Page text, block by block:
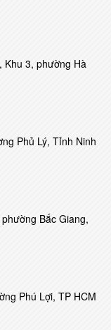
Khu 3, phường Hà
Phủ Lý, Tỉnh Ninh
Bắc Giang,
Phú Lợi, TP HCM